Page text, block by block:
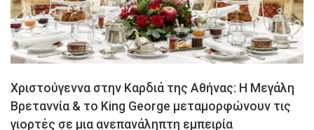
Χριστούγεννα στην Καρδιά της Αθήνας: Η Μεγάλη
Βρεταννία & το King George μεταμορφώνουν τις
γιορτές σε μια ανεπανάληπτη εμπειρία